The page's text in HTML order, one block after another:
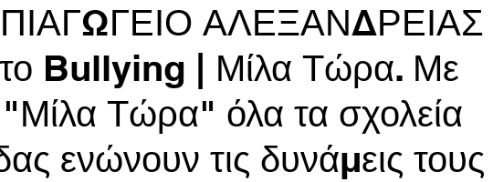
ΑΛΕΞΑΝΔΡΕΙΑΣ
Bullying | Μίλα Τώρα. Με
Τώρα" όλα τα σχολεία
ενώνουν τις δυνάμεις τους